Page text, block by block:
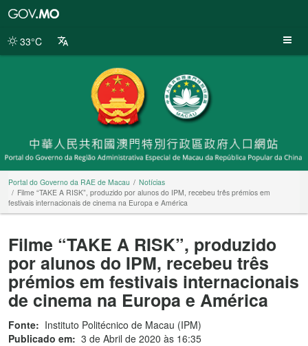
da
33°C
Portal do Governo da RAE de Macau
Notícias
Filme “TAKE A RISK”, produzido por alunos do IPM, recebeu três prémios em
festivais internacionais de cinema na Europa e América
Filme “TAKE A RISK”, produzido
por alunos do IPM, recebeu três
prémios em festivais internacionais
de cinema na Europa e América
Fonte: Instituto Politécnico de Macau (IPM)
Publicado em: 3 de Abril de 2020 às 16:35